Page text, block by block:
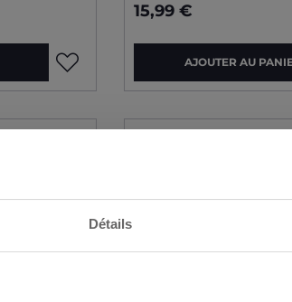
Détails
15,99 €
AJOUTER AU
À LA NEWSLETTER
d'une